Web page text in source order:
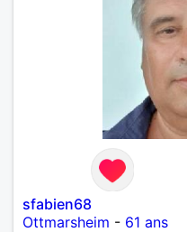
sfabien68
Ottmarsheim - 61 ans